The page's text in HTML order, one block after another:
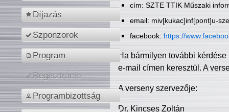
Díjazás
Szponzorok
Program
Regisztráció
Programbizottság
cím: SZTE TTIK Műszaki
email: miv[kukac]inf[pont]u-
facebook: https://
Ha bármilyen további
e-mail címen keresztül. A
A verseny szervezője:
Dr. Kincses Zoltán